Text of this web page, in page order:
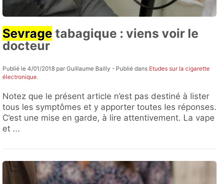
Sevrage tabagique : viens voir le
docteur
Publié le 4/01/2018 par Guillaume Bailly - Publié dans Etudes sur la cigarette
électronique.
Notez que le présent article n’est pas destiné à lister
tous les symptômes et y apporter toutes les réponses.
C’est une mise en garde, à lire attentivement. La vape
et ...